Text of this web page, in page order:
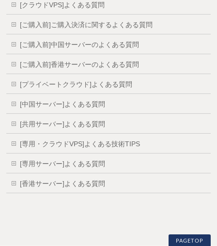
[クラウドVPS]よくある質問
[ご購入前]ご購入決済に関するよくある質問
[ご購入前]中国サーバーのよくある質問
[ご購入前]香港サーバーのよくある質問
[プライベートクラウド]よくある質問
[中国サーバー]よくある質問
[共用サーバー]よくある質問
[専用・クラウドVPS]よくある技術TIPS
[専用サーバー]よくある質問
[香港サーバー]よくある質問
PAGETOP